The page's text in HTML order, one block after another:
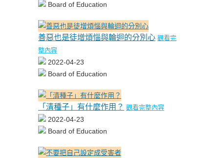
Board of Education
善惡也是徒增煩惱與輪迴的分別心 觀看完
整內容
2022-04-23
Board of Education
「清種子」有什麼作用？ 觀看完整內容
2022-04-23
Board of Education